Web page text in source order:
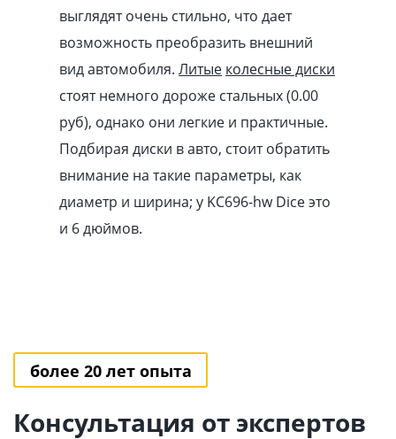
выглядят очень стильно, что дает
возможность преобразить внешний
вид автомобиля. Литые колесные диски
стоят немного дороже стальных (0.00
pуб), однако они легкие и практичные.
Подбирая диски в авто, стоит обратить
внимание на такие параметры, как
диаметр и ширина; у KC696-hw Dice это
и 6 дюймов.
более 20 лет опыта
Консультация от экспертов